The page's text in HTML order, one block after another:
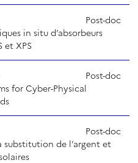
in situ d’absorbeurs
et XPS
Post-doc
for Cyber-Physical
Post-doc
substitution de l’argent et
Post-doc